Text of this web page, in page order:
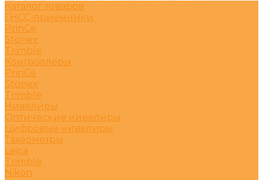
Каталог товаров
ГНСС-приёмники
PrinCe
Stonex
Trimble
Контроллеры
PrinCe
Stonex
Trimble
Нивелиры
Оптические нивелиры
Цифровые нивелиры
Тахеометры
Leica
Trimble
Nikon